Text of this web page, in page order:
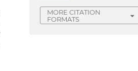
MORE CITATION
FORMATS